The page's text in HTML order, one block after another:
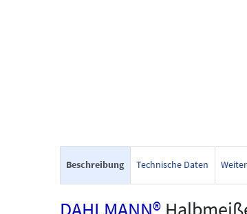
Beschreibung Technische Daten